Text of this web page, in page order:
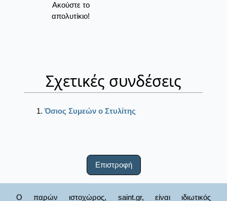
Ακούστε το
απολυτίκιο!
Σχετικές συνδέσεις
Όσιος Συμεών ο Στυλίτης
Επιστροφή
Ο παρών ιστοχώρος, saint.gr, είναι ιδιωτικός